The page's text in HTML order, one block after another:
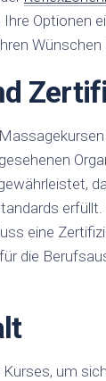
Optionen
erfüllt.
eine
die
um